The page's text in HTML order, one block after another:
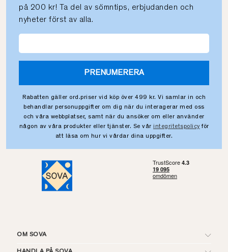
på 200 kr! Ta del av sömntips, erbjudanden och
nyheter först av alla.
PRENUMERERA
Rabatten gäller ord.priser vid köp över 499 kr. Vi samlar in och
behandlar personuppgifter om dig när du interagerar med oss
och våra webbplatser, samt när du ansöker om eller använder
någon av våra produkter eller tjänster. Se vår integritetspolicy för
att läsa om hur vi vårdar dina uppgifter.
OM SOVA